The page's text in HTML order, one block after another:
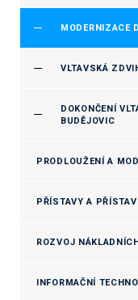
MODERNIZACE
VLTAVSKÁ
DOKONČENÍ
BUDĚJOVIC
PRODLOUŽENÍ A
PŘÍSTAVY A
ROZVOJ
INFORMAČNÍ